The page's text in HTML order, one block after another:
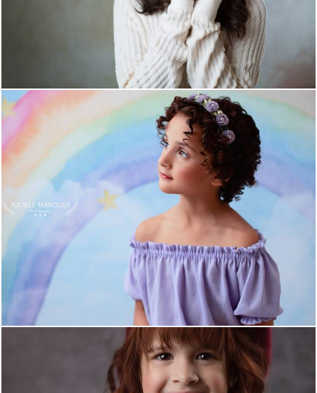
1294 53
752 0